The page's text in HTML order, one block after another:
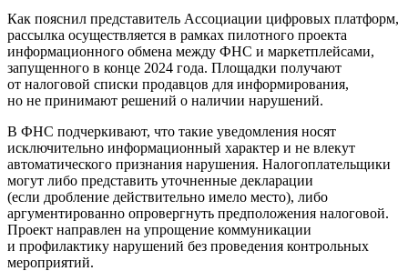
Как пояснил представитель Ассоциации цифровых платформ,
рассылка осуществляется в рамках пилотного проекта
информационного обмена между ФНС и маркетплейсами,
запущенного в конце 2024 года. Площадки получают
от налоговой списки продавцов для информирования,
но не принимают решений о наличии нарушений.
В ФНС подчеркивают, что такие уведомления носят
исключительно информационный характер и не влекут
автоматического признания нарушения. Налогоплательщики
могут либо представить уточненные декларации
(если дробление действительно имело место), либо
аргументированно опровергнуть предположения налоговой.
Проект направлен на упрощение коммуникации
и профилактику нарушений без проведения контрольных
мероприятий.